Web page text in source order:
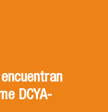
DCYA-
1
DCYA-